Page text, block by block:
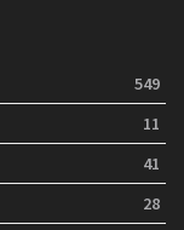
549
11
41
28